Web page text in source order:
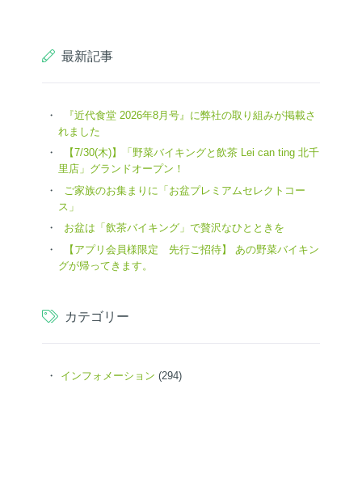
最新記事
『近代食堂 2026年8月号』に弊社の取り組みが掲載さ
れました
【7/30(木)】「野菜バイキングと飲茶 Lei can ting 北千
里店」グランドオープン！
ご家族のお集まりに「お盆プレミアムセレクトコー
ス」
お盆は「飲茶バイキング」で贅沢なひとときを
【アプリ会員様限定 先行ご招待】 あの野菜バイキン
グが帰ってきます。
カテゴリー
インフォメーション (294)